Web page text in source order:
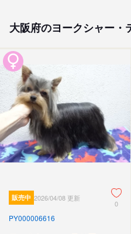
大阪府のヨークシャー・
販売中 2026/04/08 更新
0
PY000006616